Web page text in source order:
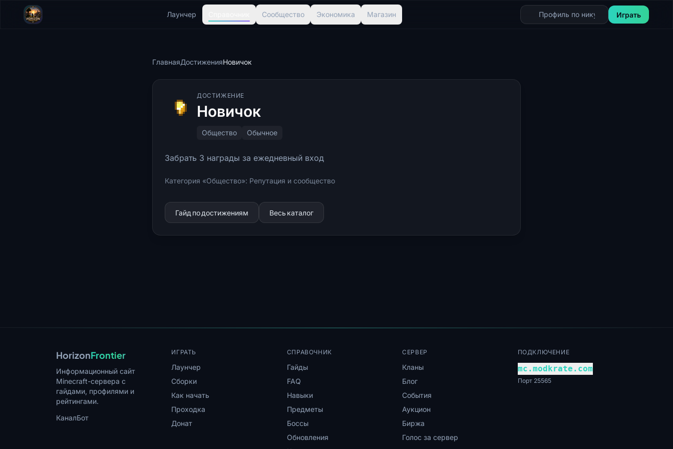
Лаунчер Сообщество Экономика Магазин Играть
ГлавнаяДостиженияНовичок
ДОСТИЖЕНИЕ
Новичок
Общество Обычное
Забрать 3 награды за ежедневный вход
Категория «Общество»: Репутация и сообщество
Гайд по достижениям Весь каталог
HorizonFrontier
Информационный сайт
Minecraft-сервера с
гайдами, профилями и
рейтингами.
КаналБот
ИГРАТЬ
Лаунчер
Сборки
Как начать
Проходка
Донат
СПРАВОЧНИК
Гайды
FAQ
Навыки
Предметы
Боссы
Обновления
СЕРВЕР
Кланы
Блог
События
Аукцион
Биржа
Голос за сервер
ПОДКЛЮЧЕНИЕ
mc.modkrate.com
Порт 25565